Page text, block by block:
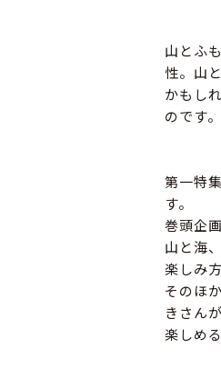
山とふ
性。山
かもし
のです。
第一特
す。
巻頭企
山と海
楽しみ
そのほ
きさん
楽しめ